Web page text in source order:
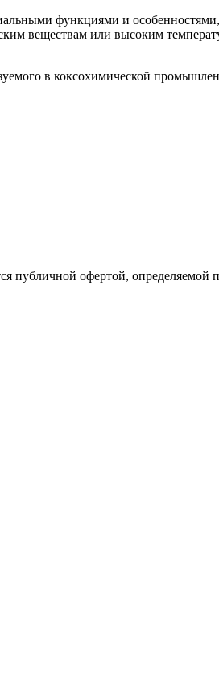
функциями и
веществам или высоким
в коксохимической
публичной офертой, определяемой